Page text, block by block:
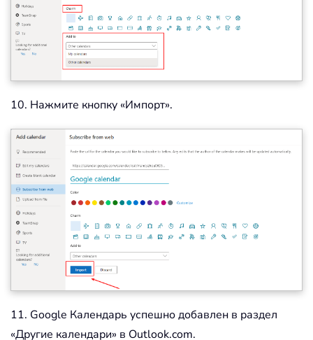
10. Нажмите кнопку «Импорт».
11. Google Календарь успешно добавлен в раздел
«Другие календари» в Outlook.com.